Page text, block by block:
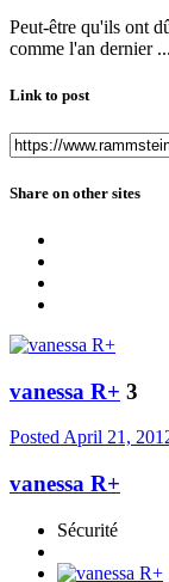
Peut-être qu'ils ont
comme l'an dernier ...
Link to post
Share on other sites
vanessa R+ 3
Posted April 21,
vanessa R+
Sécurité